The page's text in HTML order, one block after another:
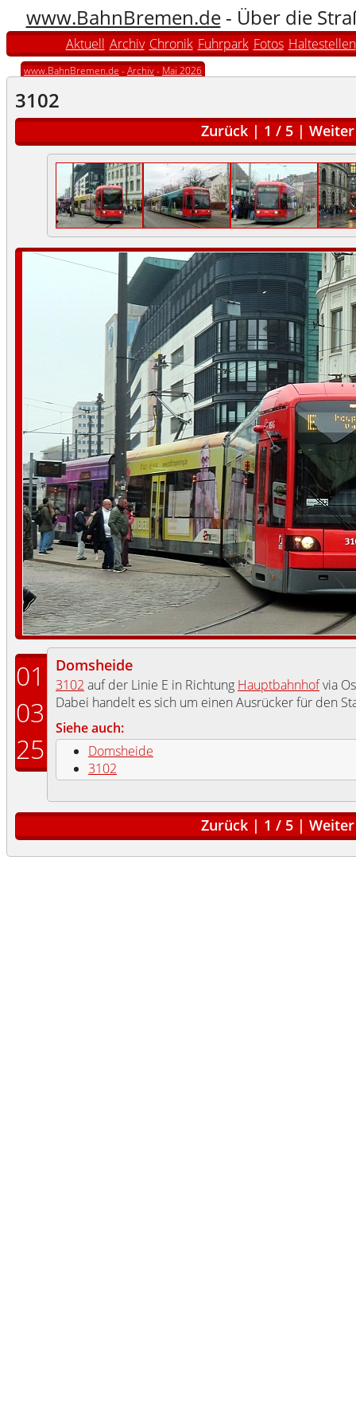
www.BahnBremen.de- Über die
Aktuell Archiv Chronik Fuhrpark Fotos Haltestellen
www.BahnBremen.de -Archiv- Mai 2026
3102
Zurück | 1 / 5 | Weiter
01
03
25
Domsheide
3102 auf der Linie E in Richtung Hauptbahnhofvia
Dabei handelt es sich um einen Ausrücker für den
Siehe auch:
Domsheide
3102
Zurück | 1 / 5 | Weiter